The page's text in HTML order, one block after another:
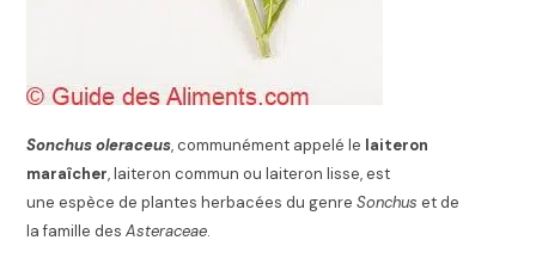
Sonchus oleraceus, communément appelé le laiteron
maraîcher, laiteron commun ou laiteron lisse, est
une espèce de plantes herbacées du genreSonchus et de
la famille desAsteraceae.